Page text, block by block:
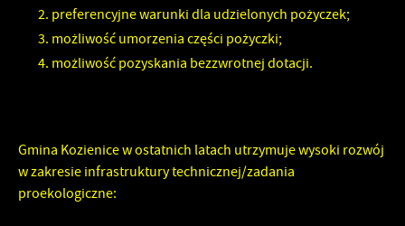
preferencyjne warunki dla udzielonych pożyczek;
możliwość umorzenia części pożyczki;
możliwość pozyskania bezzwrotnej dotacji.
Gmina Kozienice w ostatnich latach utrzymuje wysoki rozwój
w zakresie infrastruktury technicznej/zadania
proekologiczne: